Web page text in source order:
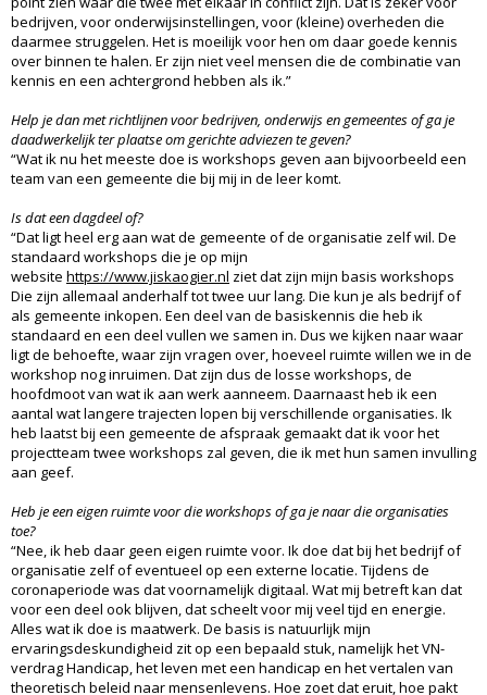
bedrijven, voor onderwijsinstellingen, voor (kleine) overheden die
daarmee struggelen. Het is moeilijk voor hen om daar goede kennis
over binnen te halen. Er zijn niet veel mensen die de combinatie van
kennis en een achtergrond hebben als ik.”
Help je dan met richtlijnen voor bedrijven, onderwijs en gemeentes of ga je
daadwerkelijk ter plaatse om gerichte adviezen te geven?
“Wat ik nu het meeste doe is workshops geven aan bijvoorbeeld een
team van een gemeente die bij mij in de leer komt.
Is dat een dagdeel of?
“Dat ligt heel erg aan wat de gemeente of de organisatie zelf wil. De
standaard workshops die je op mijn
website https://www.jiskaogier.nl ziet dat zijn mijn basis workshops
Die zijn allemaal anderhalf tot twee uur lang. Die kun je als bedrijf of
als gemeente inkopen. Een deel van de basiskennis die heb ik
standaard en een deel vullen we samen in. Dus we kijken naar waar
ligt de behoefte, waar zijn vragen over, hoeveel ruimte willen we in de
workshop nog inruimen. Dat zijn dus de losse workshops, de
hoofdmoot van wat ik aan werk aanneem. Daarnaast heb ik een
aantal wat langere trajecten lopen bij verschillende organisaties. Ik
heb laatst bij een gemeente de afspraak gemaakt dat ik voor het
projectteam twee workshops zal geven, die ik met hun samen invulling
aan geef.
Heb je een eigen ruimte voor die workshops of ga je naar die organisaties
toe?
“Nee, ik heb daar geen eigen ruimte voor. Ik doe dat bij het bedrijf of
organisatie zelf of eventueel op een externe locatie. Tijdens de
coronaperiode was dat voornamelijk digitaal. Wat mij betreft kan dat
voor een deel ook blijven, dat scheelt voor mij veel tijd en energie.
Alles wat ik doe is maatwerk. De basis is natuurlijk mijn
ervaringsdeskundigheid zit op een bepaald stuk, namelijk het VN-
verdrag Handicap, het leven met een handicap en het vertalen van
theoretisch beleid naar mensenlevens. Hoe zoet dat eruit, hoe pakt